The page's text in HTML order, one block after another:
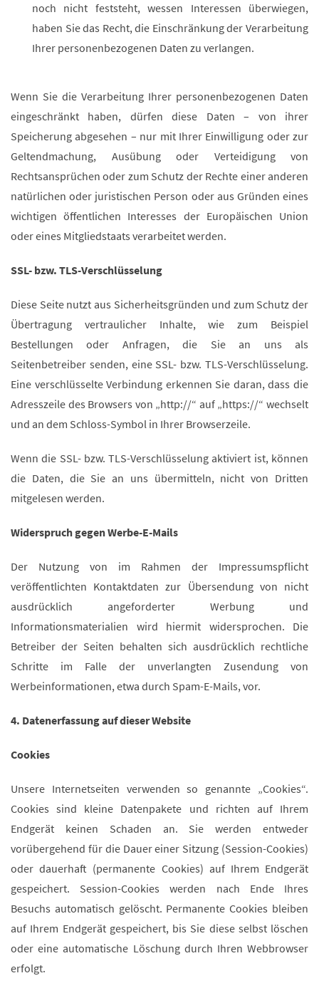
noch nicht feststeht, wessen Interessen überwiegen,
haben Sie das Recht, die Einschränkung der Verarbeitung
Ihrer personenbezogenen Daten zu verlangen.
Wenn Sie die Verarbeitung Ihrer personenbezogenen Daten
eingeschränkt haben, dürfen diese Daten – von ihrer
Speicherung abgesehen – nur mit Ihrer Einwilligung oder zur
Geltendmachung, Ausübung oder Verteidigung von
Rechtsansprüchen oder zum Schutz der Rechte einer anderen
natürlichen oder juristischen Person oder aus Gründen eines
wichtigen öffentlichen Interesses der Europäischen Union
oder eines Mitgliedstaats verarbeitet werden.
SSL- bzw. TLS-Verschlüsselung
Diese Seite nutzt aus Sicherheitsgründen und zum Schutz der
Übertragung vertraulicher Inhalte, wie zum Beispiel
Bestellungen oder Anfragen, die Sie an uns als
Seitenbetreiber senden, eine SSL- bzw. TLS-Verschlüsselung.
Eine verschlüsselte Verbindung erkennen Sie daran, dass die
Adresszeile des Browsers von „http://“ auf „https://“ wechselt
und an dem Schloss-Symbol in Ihrer Browserzeile.
Wenn die SSL- bzw. TLS-Verschlüsselung aktiviert ist, können
die Daten, die Sie an uns übermitteln, nicht von Dritten
mitgelesen werden.
Widerspruch gegen Werbe-E-Mails
Der Nutzung von im Rahmen der Impressumspflicht
veröffentlichten Kontaktdaten zur Übersendung von nicht
ausdrücklich angeforderter Werbung und
Informationsmaterialien wird hiermit widersprochen. Die
Betreiber der Seiten behalten sich ausdrücklich rechtliche
Schritte im Falle der unverlangten Zusendung von
Werbeinformationen, etwa durch Spam-E-Mails, vor.
4. Datenerfassung auf dieser Website
Cookies
Unsere Internetseiten verwenden so genannte „Cookies“.
Cookies sind kleine Datenpakete und richten auf Ihrem
Endgerät keinen Schaden an. Sie werden entweder
vorübergehend für die Dauer einer Sitzung (Session-Cookies)
oder dauerhaft (permanente Cookies) auf Ihrem Endgerät
gespeichert. Session-Cookies werden nach Ende Ihres
Besuchs automatisch gelöscht. Permanente Cookies bleiben
auf Ihrem Endgerät gespeichert, bis Sie diese selbst löschen
oder eine automatische Löschung durch Ihren Webbrowser
erfolgt.